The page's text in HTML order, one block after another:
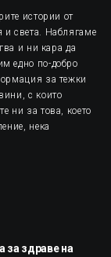
истории от
света. Наблягаме
и ни кара да
едно по-добро
за тежки
с които
ни за това, което
нека
за здраве на